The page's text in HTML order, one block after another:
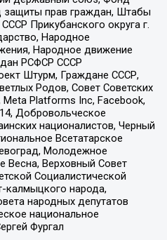
защиты прав граждан, Штабы
Прикубанского округа г.
Народное
Народное движение
РСФСР СССР
Штурм, Граждане СССР,
Родов, Совет Советских
Platforms Inc, Facebook,
Добровольческое
националистов, Черный
Всетатарское
Молодежное
Весна, Верховный Совет
Социалистической
калмыцкого народа,
народных депутатов
национальное
Фургал